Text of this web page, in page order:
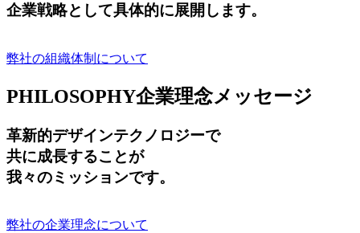
企業戦略として具体的に展開します。
弊社の組織体制について
PHILOSOPHY企業理念メッセージ
革新的デザインテクノロジーで
共に成長することが
我々のミッションです。
弊社の企業理念について